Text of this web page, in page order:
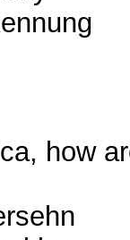
how